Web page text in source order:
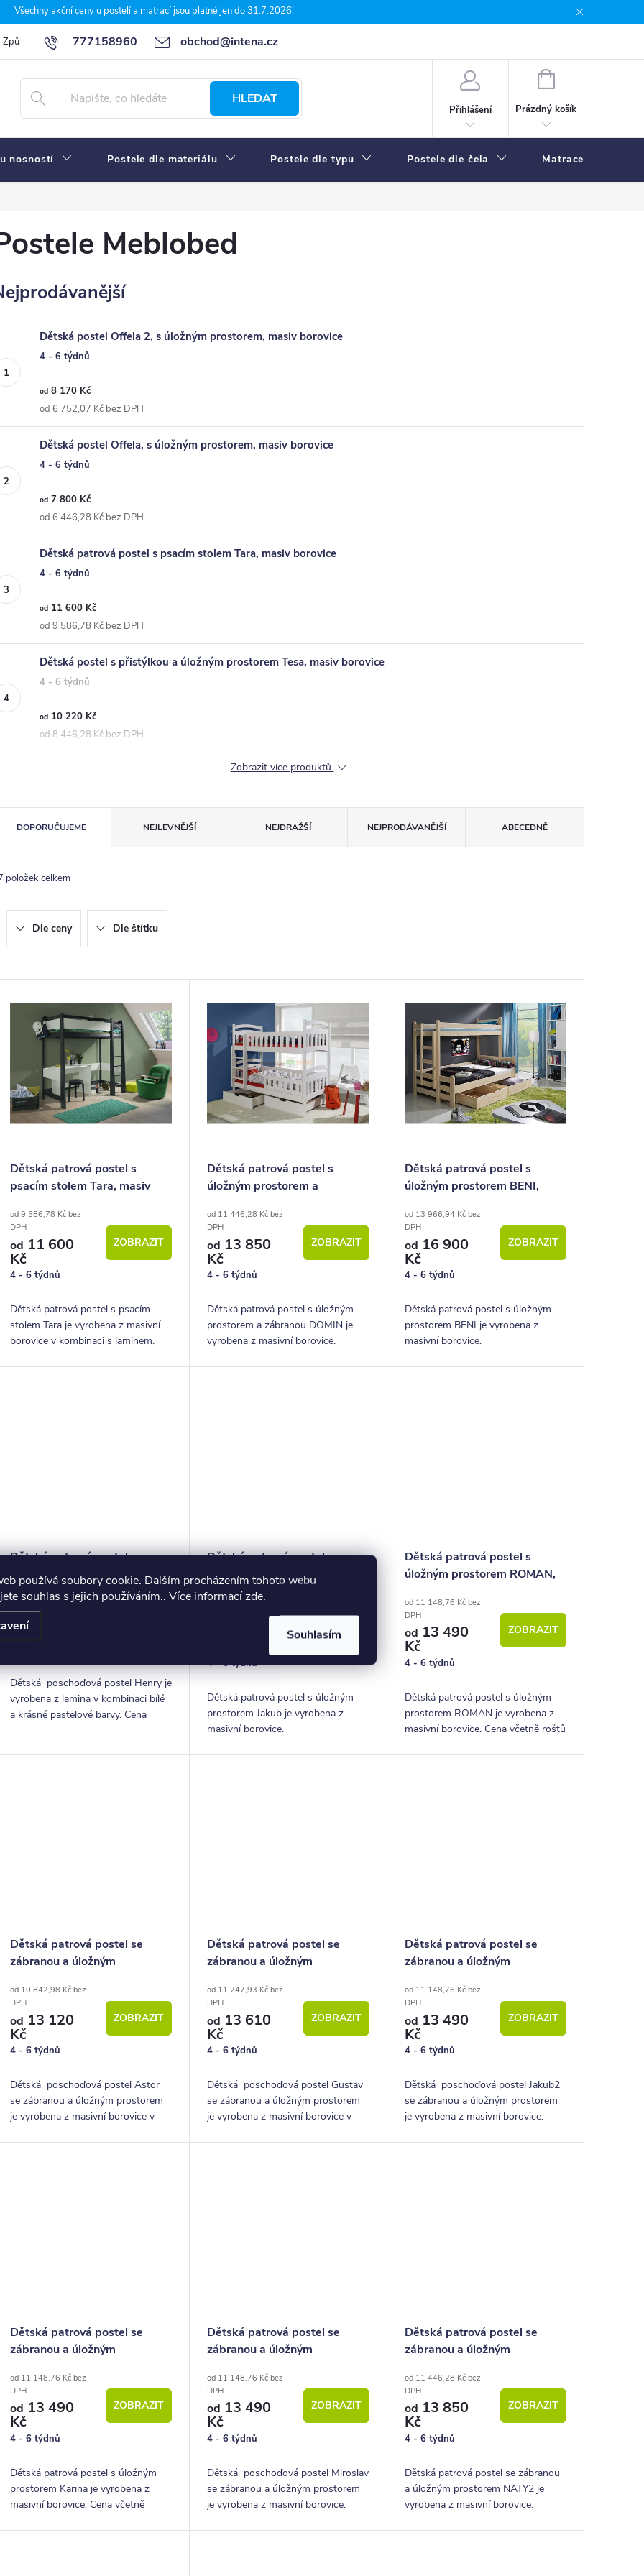
používá soubory cookie. Dalším procházením tohoto webu
souhlas s jejich používáním.. Více informacízde.
Souhlasím
Všechny akční ceny u postelí a matrací jsou platné jen do 31.7.2026!
777158960 obchod@intena.cz
Způsoby a ceny dopravy 7 důvodů, proč nakupit u Intena nábytek
HLEDAT
Přihlášení
NÁKUPNÍ
Prázdný košík
nosností Postele dle materiálu Postele dle typu Postele dle čela Matrace
Meblobed
Dětská postel Offela 2, s úložným prostorem, masiv borovice
4 - 6 týdnů
od 8 170 Kč
od 6 752,07 Kč bez DPH
Dětská postel Offela, s úložným prostorem, masiv borovice
4 - 6 týdnů
od 7 800 Kč
od 6 446,28 Kč bez DPH
Dětská patrová postel s psacím stolem Tara, masiv borovice
4 - 6 týdnů
od 11 600 Kč
od 9 586,78 Kč bez DPH
Dětská postel s přistýlkou a úložným prostorem Tesa, masiv borovice
4 - 6 týdnů
od 10 220 Kč
od 8 446,28 Kč bez DPH
Zobrazit více produktů
DOPORUČUJEME NEJLEVNĚJŠÍ NEJDRAŽŠÍ NEJPRODÁVANĚJŠÍ ABECEDNĚ
položek celkem
Dle ceny Dle štítku
Dětská patrová postel s
psacím stolem Tara, masiv
od 9 586,78 Kč bez
DPH
od 11 600
Kč
4 - 6 týdnů
ZOBRAZIT
Dětská patrová postel s psacím
stolem Tara je vyrobena z masivní
borovice v kombinaci s laminem.
Dětská patrová postel s
úložným prostorem a
borovice
od 11 446,28 Kč bez
DPH
od 13 850
Kč
4 - 6 týdnů
ZOBRAZIT
Dětská patrová postel s úložným
prostorem a zábranou DOMIN je
vyrobena z masivní borovice.
Dětská patrová postel s
úložným prostorem BENI,
od 13 966,94 Kč bez
DPH
od 16 900
Kč
4 - 6 týdnů
ZOBRAZIT
Dětská patrová postel s úložným
prostorem BENI je vyrobena z
masivní borovice.
Dětská patrová postel s
úložným prostorem Henry,
lamino
14 553,72 Kč bez
DPH
17 610 Kč
Dětská poschoďová postel Henry je
vyrobena z lamina v kombinaci bílé
a krásné pastelové barvy. Cena
Dětská patrová postel s
úložným prostorem Jakub,
masiv borovice
od 10 842,98 Kč bez
4 - 6 týdnů
ZOBRAZIT
Dětská patrová postel s úložným
prostorem Jakub je vyrobena z
masivní borovice.
Dětská patrová postel s
úložným prostorem ROMAN,
od 11 148,76 Kč bez
DPH
od 13 490
Kč
4 - 6 týdnů
ZOBRAZIT
Dětská patrová postel s úložným
prostorem ROMAN je vyrobena z
masivní borovice. Cena včetně roštů
Dětská patrová postel se
zábranou a úložným
borovice
od 10 842,98 Kč bez
DPH
od 13 120
Kč
4 - 6 týdnů
ZOBRAZIT
Dětská poschoďová postel Astor
se zábranou a úložným prostorem
je vyrobena z masivní borovice v
Dětská patrová postel se
zábranou a úložným
borovice
od 11 247,93 Kč bez
DPH
od 13 610
Kč
4 - 6 týdnů
ZOBRAZIT
Dětská poschoďová postel Gustav
se zábranou a úložným prostorem
je vyrobena z masivní borovice v
Dětská patrová postel se
zábranou a úložným
borovice
od 11 148,76 Kč bez
DPH
od 13 490
Kč
4 - 6 týdnů
ZOBRAZIT
Dětská poschoďová postel Jakub2
se zábranou a úložným prostorem
je vyrobena z masivní borovice.
Dětská patrová postel se
zábranou a úložným
borovice
od 11 148,76 Kč bez
DPH
od 13 490
Kč
4 - 6 týdnů
ZOBRAZIT
Dětská patrová postel s úložným
prostorem Karina je vyrobena z
masivní borovice. Cena včetně
Dětská patrová postel se
zábranou a úložným
borovice
od 11 148,76 Kč bez
DPH
od 13 490
Kč
4 - 6 týdnů
ZOBRAZIT
Dětská poschoďová postel Miroslav
se zábranou a úložným prostorem
je vyrobena z masivní borovice.
Dětská patrová postel se
zábranou a úložným
borovice
od 11 446,28 Kč bez
DPH
od 13 850
Kč
4 - 6 týdnů
ZOBRAZIT
Dětská patrová postel se zábranou
a úložným prostorem NATY2 je
vyrobena z masivní borovice.